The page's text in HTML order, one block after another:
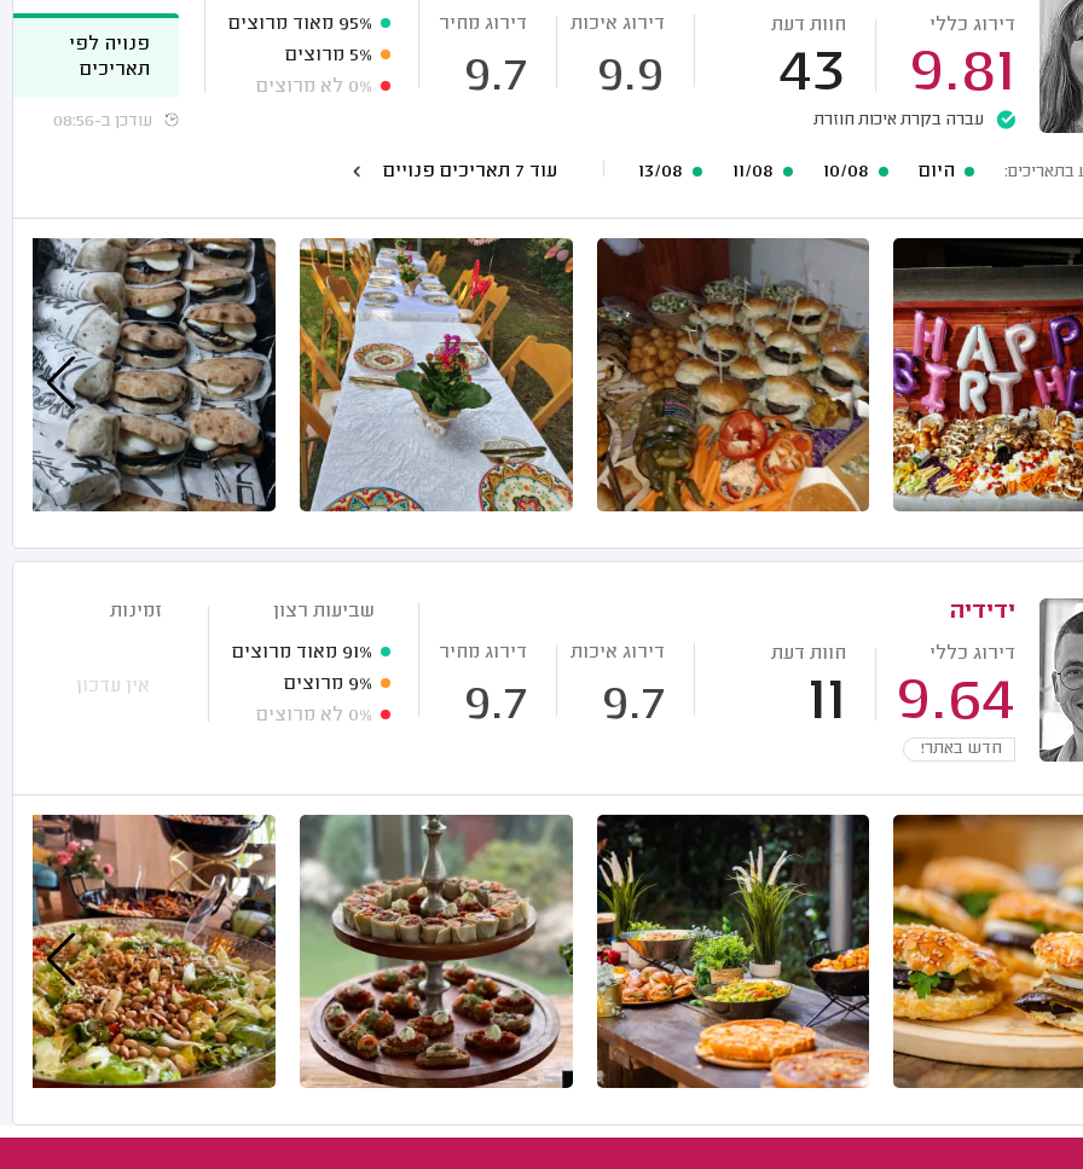
דירוג כללי
9.81
חוות דעת
43
דירוג איכות
9.9
דירוג מחיר
9.7
עברה בקרת איכות חוזרת
95% מאוד מרוצים
5% מרוצים
0% לא מרוצים
פנויה לפי
תאריכים
עודכן ב-08:56
בתאריכים: היום עוד 7 תאריכים פנויים
ידידיה
דירוג כללי
9.64
חוות דעת
11
דירוג איכות
9.7
דירוג מחיר
9.7
חדש באתר!
שביעות רצון
91% מאוד מרוצים
9% מרוצים
0% לא מרוצים
זמינות
אין עדכון